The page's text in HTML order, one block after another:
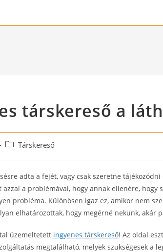
társkereső a
PostTárskereső
adta a fejét, vagy csak szeretne
a problémával, hogy annak ellenére, hogy
probléma. Különösen igaz ez, amikor nem
elhatározottak, hogy megérné nekünk, akár
üzemeltetett ingyenes társkereső! Az oldal
megtalálható, melyek szükségesek a